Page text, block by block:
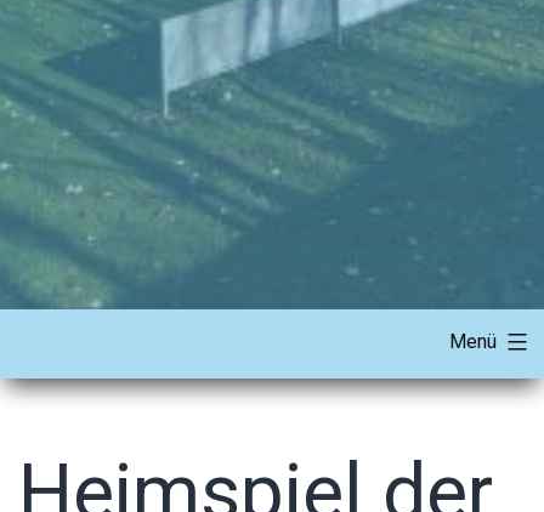
Menü
Heimspiel der